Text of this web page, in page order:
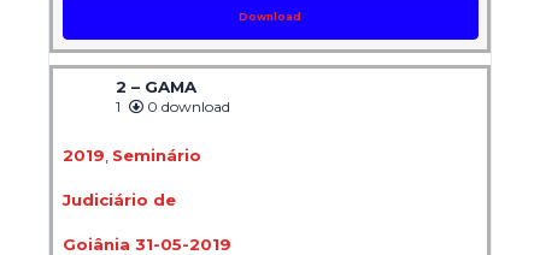
Download
2 – GAMA
1 0 download
2019 Seminário
Judiciário de
Goiânia 31-05-2019